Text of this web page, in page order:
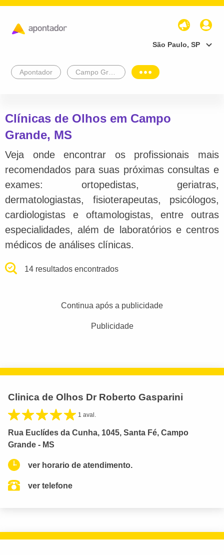
São Paulo, SP
Apontador
Clínicas de Olhos em Campo
Grande, MS
Veja onde encontrar os profissionais mais
recomendados para suas próximas consultas e
exames: ortopedistas, geriatras,
dermatologiastas, fisioterapeutas, psicólogos,
cardiologistas e oftamologistas, entre outras
especialidades, além de laboratórios e centros
médicos de análises clínicas.
14 resultados encontrados
Continua após a publicidade
Publicidade
Clinica de Olhos Dr Roberto Gasparini
1 aval.
Rua Euclídes da Cunha, 1045, Santa Fé, Campo
Grande - MS
ver horario de atendimento.
ver telefone